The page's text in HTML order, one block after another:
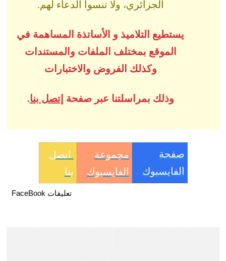
الجزائري، ولا تنسوا الدعاء لهم.
يستطيع التلاميذ و الأساتذة المساهمة في
الموقع بمختلف الملفات والمستندات
وكذلك الفروض والاختبارات
وذلك بمراسلتنا عبر صفحة إتصل بنا.
صفحة
الفايسبوك
مجموعة
الفايسبوك
اتصل
بنا
تعليقات FaceBook